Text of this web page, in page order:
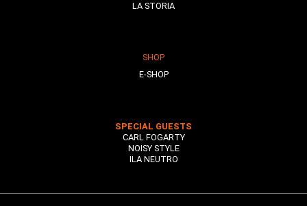
LA STORIA
SHOP
E-SHOP
SPECIAL GUESTS
CARL FOGARTY
NOISY STYLE
ILA NEUTRO